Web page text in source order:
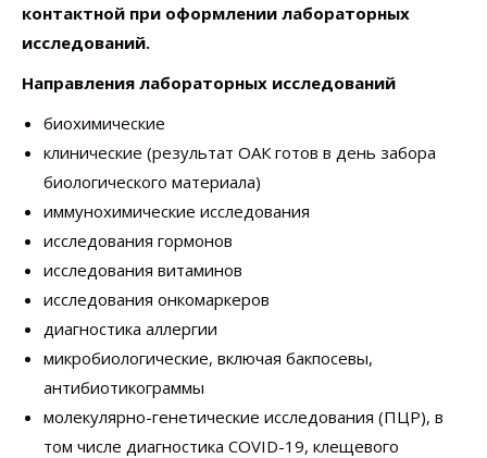
контактной при оформлении лабораторных
исследований.
Направления лабораторных исследований
биохимические
клинические (результат ОАК готов в день забора
биологического материала)
иммунохимические исследования
исследования гормонов
исследования витаминов
исследования онкомаркеров
диагностика аллергии
микробиологические, включая бакпосевы,
антибиотикограммы
молекулярно-генетические исследования (ПЦР), в
том числе диагностика COVID-19, клещевого